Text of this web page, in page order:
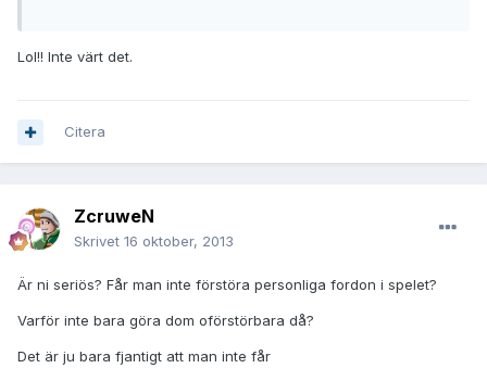
Lol!! Inte värt det.
Citera
ZcruweN
Skrivet 16 oktober, 2013
Är ni seriös? Får man inte förstöra personliga fordon i spelet?
Varför inte bara göra dom oförstörbara då?
Det är ju bara fjantigt att man inte får